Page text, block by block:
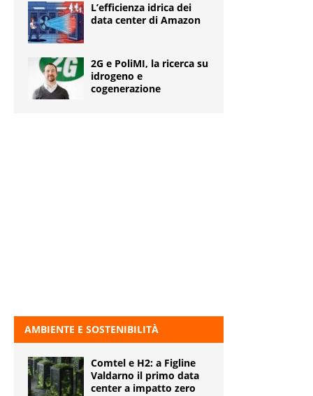
L’efficienza idrica dei
data center di Amazon
2G e PoliMI, la ricerca su
idrogeno e
cogenerazione
AMBIENTE E SOSTENIBILITÀ
Comtel e H2: a Figline
Valdarno il primo data
center a impatto zero